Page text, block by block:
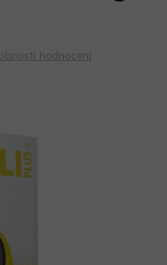
hodnocení